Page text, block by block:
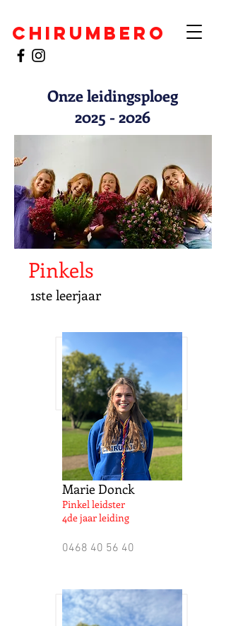
CHIRUMBERO
Onze leidingsploeg
2025 - 2026
Pinkels
1ste leerjaar
Marie Donck
Pinkel leidster
4de jaar leiding
0468 40 56 40